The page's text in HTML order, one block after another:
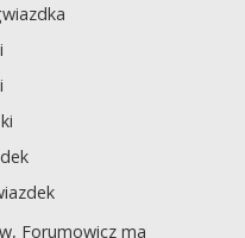
Forumowicz ma